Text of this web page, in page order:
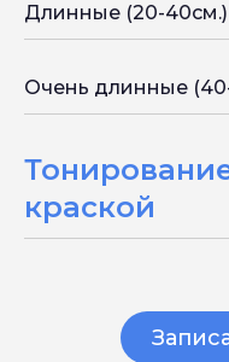
Длинные (20-40см.)
Очень длинные
краской